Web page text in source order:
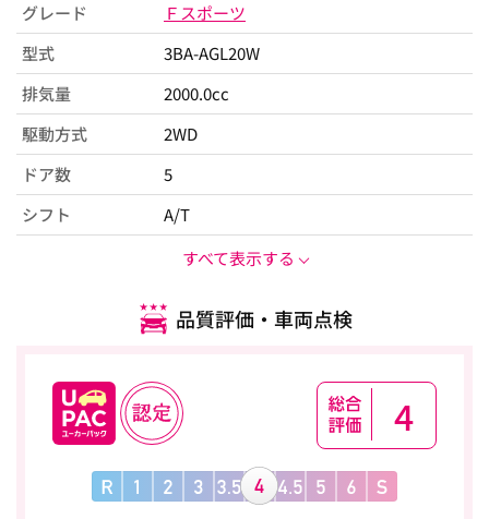
グレード
Ｆスポーツ
型式
3BA-AGL20W
排気量
2000.0cc
駆動方式
2WD
ドア数
5
シフト
A/T
すべて表示する
品質評価・車両点検
4